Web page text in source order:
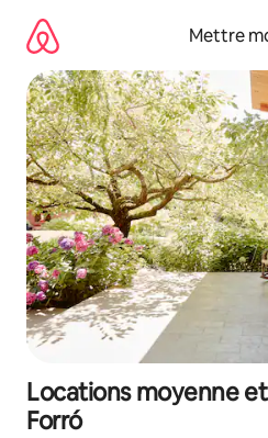
directement
contenu
Mettre
Locations moyenne
Forró